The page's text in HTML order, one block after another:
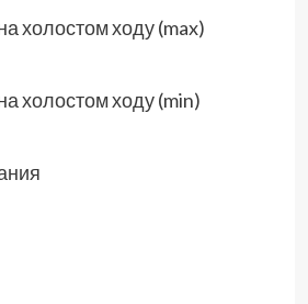
холостом ходу (max)
холостом ходу (min)